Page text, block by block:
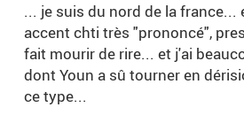
... je suis du nord de la france...
accent chti très "prononcé",
fait mourir de rire... et j'ai
dont Youn a sû tourner en
ce type...